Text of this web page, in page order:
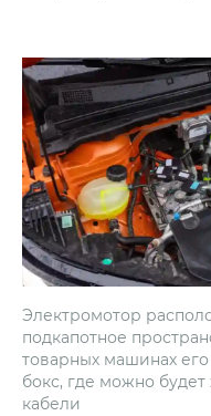
Электромотор
подкапотное
товарных машинах
бокс, где можно
кабели